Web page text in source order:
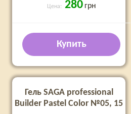
Цена: 280 грн
Купить
Гель SAGA professional
Builder Pastel Color №05, 15